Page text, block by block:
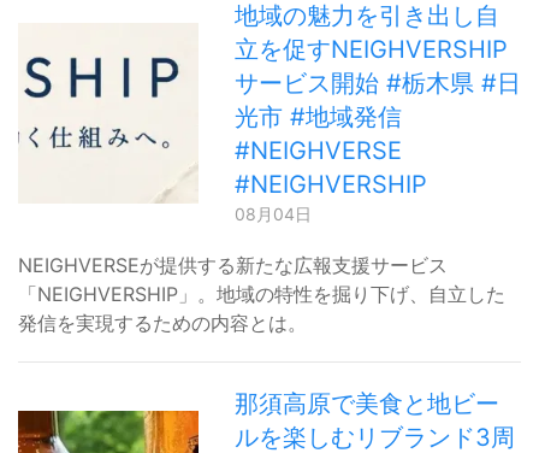
地域の魅力を引き出し自
立を促すNEIGHVERSHIP
サービス開始 #栃木県 #日
光市 #地域発信
#NEIGHVERSE
#NEIGHVERSHIP
08月04日
NEIGHVERSEが提供する新たな広報支援サービス
「NEIGHVERSHIP」。地域の特性を掘り下げ、自立した
発信を実現するための内容とは。
那須高原で美食と地ビー
ルを楽しむリブランド3周